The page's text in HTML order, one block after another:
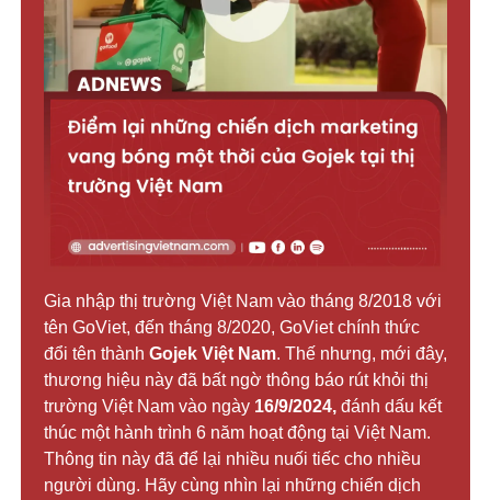
Gia nhập thị trường Việt Nam vào tháng 8/2018 với
tên GoViet, đến tháng 8/2020, GoViet chính thức
đổi tên thành Gojek Việt Nam. Thế nhưng, mới đây,
thương hiệu này đã bất ngờ thông báo rút khỏi thị
trường Việt Nam vào ngày 16/9/2024, đánh dấu kết
thúc một hành trình 6 năm hoạt động tại Việt Nam.
Thông tin này đã để lại nhiều nuối tiếc cho nhiều
người dùng. Hãy cùng nhìn lại những chiến dịch